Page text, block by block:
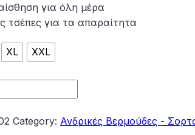
για όλη μέρα
τσέπες για τα απαραίτητα
XL
XXL
Category: Ανδρικές Βερμούδες -